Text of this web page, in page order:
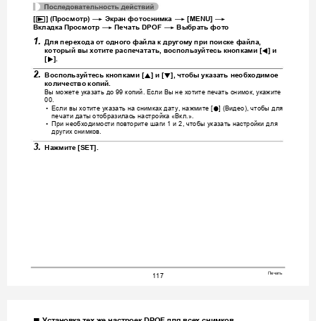
[p] (Просмотр) * Экран фотоснимка * [MENU] *
Вкладка Просмотр * Печать DPOF * Выбрать фото
1. Для перехода от одного файла к другому при поиске файла
который вы хотите распечатать воспользуйтесь кнопками [4] и
[6].
2. Воспользуйтесь кнопками [8] и [2], чтобы указать необходимое
количество копий
Вы можете указать до 99 копий. Если Вы не хотите печать снимок, укажите
00.
• Если вы хотите указать на снимках дату, нажмите [0] (Видео), чтобы для
печати даты отобразилась настройка «Вкл .».
•
При необходимости повторите шаги 1 и 2, чтобы указать настройки для
других снимков.
3. Нажмите [SET].
Печать
117